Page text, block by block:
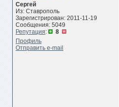
Сергей
Из: Ставрополь
Зарегистрирован: 2011-11-19
Сообщения: 5049
Репутация:
8
Профиль
Отправить e-mail